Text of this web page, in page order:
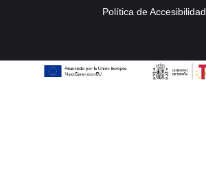
Política de Accesibilidad